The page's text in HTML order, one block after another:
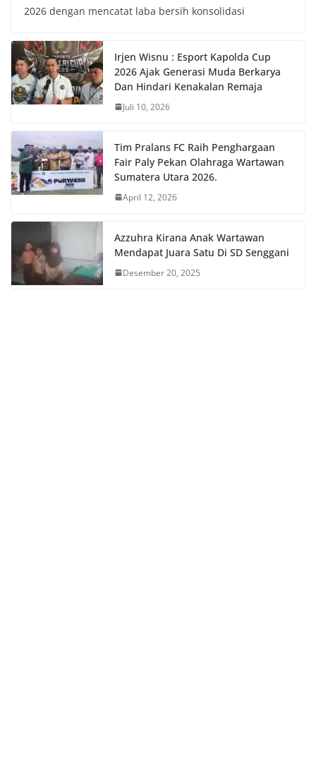
2026 dengan mencatat laba bersih konsolidasi
Irjen Wisnu : Esport Kapolda Cup
2026 Ajak Generasi Muda Berkarya
Dan Hindari Kenakalan Remaja
Juli 10, 2026
Tim Pralans FC Raih Penghargaan
Fair Paly Pekan Olahraga Wartawan
Sumatera Utara 2026.
April 12, 2026
Azzuhra Kirana Anak Wartawan
Mendapat Juara Satu Di SD Senggani
Desember 20, 2025